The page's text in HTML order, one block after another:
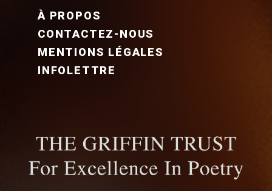
FOOTER MENU FR
À PROPOS
CONTACTEZ-NOUS
MENTIONS LÉGALES
INFOLETTRE